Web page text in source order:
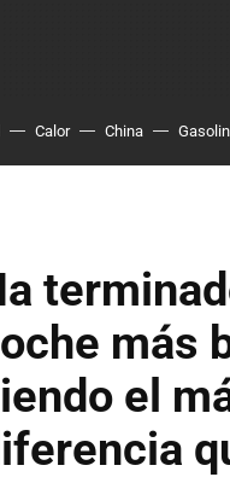
Calor China
más
el